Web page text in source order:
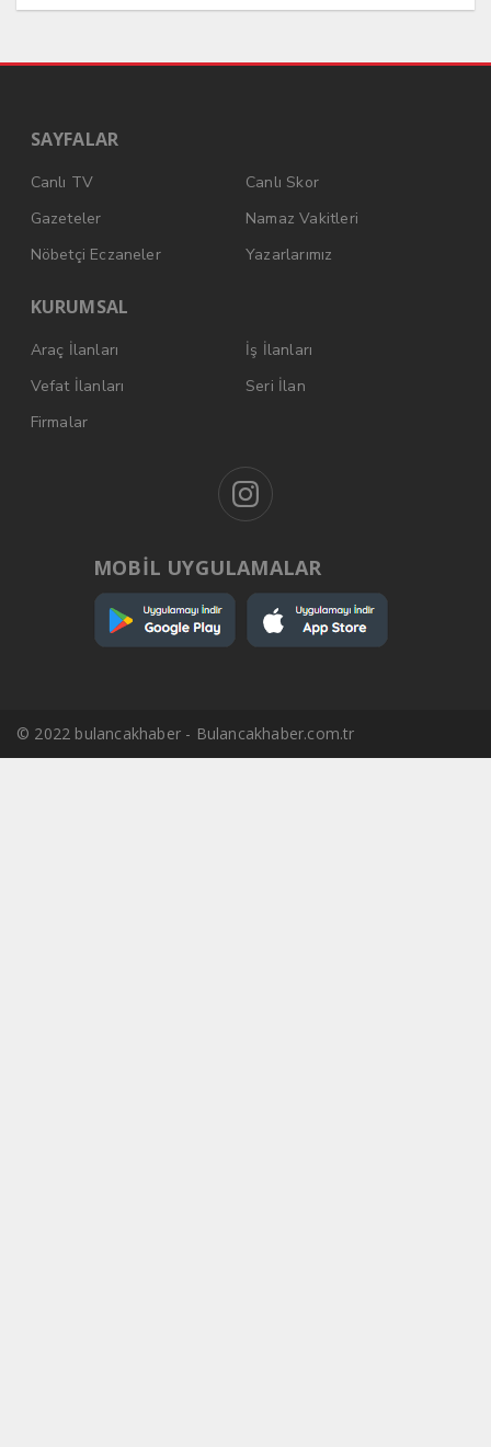
SAYFALAR
Canlı TV
Canlı Skor
Gazeteler
Namaz Vakitleri
Nöbetçi Eczaneler
Yazarlarımız
KURUMSAL
Araç İlanları
İş İlanları
Vefat İlanları
Seri İlan
Firmalar
MOBİL UYGULAMALAR
© 2022 bulancakhaber - Bulancakhaber.com.tr